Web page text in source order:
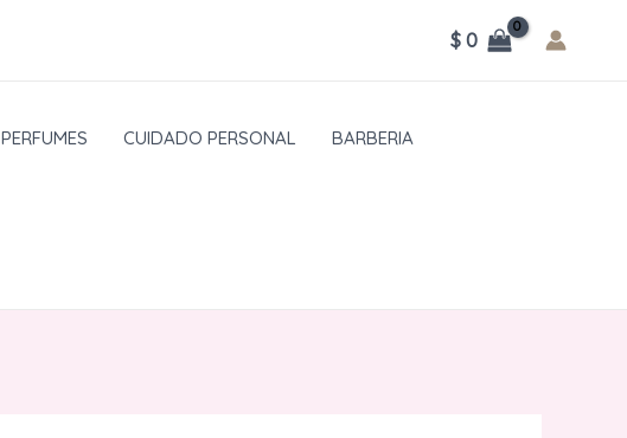
$0
PERFUMES CUIDADO PERSONAL BARBERIA